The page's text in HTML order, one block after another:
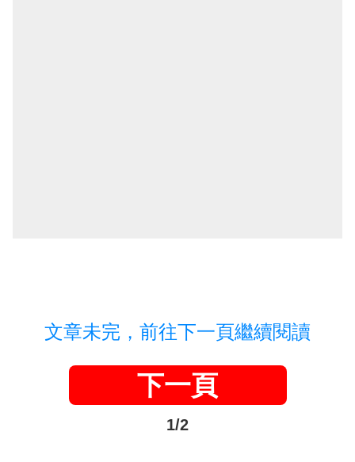
文章未完，前往下一頁繼續閱讀
下一頁
1/2